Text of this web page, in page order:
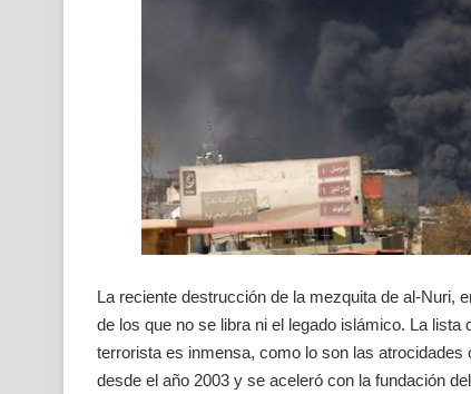
La reciente destrucción de la mezquita de al-Nuri,
de los que no se libra ni el legado islámico. La
terrorista es inmensa, como lo son las
desde el año 2003 y se aceleró con la fundación